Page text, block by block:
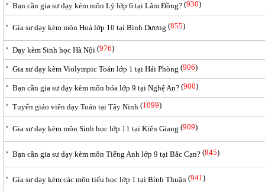
Bạn cần gia sư dạy kèm môn Lý lớp 6 tại Lâm Đồng? (930)
Gia sư dạy kèm môn Hoá lớp 10 tại Bình Dương (855)
Dạy kèm Sinh học Hà Nội (976)
Gia sư dạy kèm Violympic Toán lớp 1 tại Hải Phòng (906)
Bạn cần gia sư dạy kèm môn hóa lớp 9 tại Nghệ An? (900)
Tuyển giáo viên dạy Toán tại Tây Ninh (1099)
Gia sư dạy kèm môn Sinh học lớp 11 tại Kiên Giang (909)
Bạn cần gia sư dạy kèm môn Tiếng Anh lớp 9 tại Bắc Cạn? (845)
Gia sư dạy kèm các môn tiểu học lớp 1 tại Bình Thuận (941)